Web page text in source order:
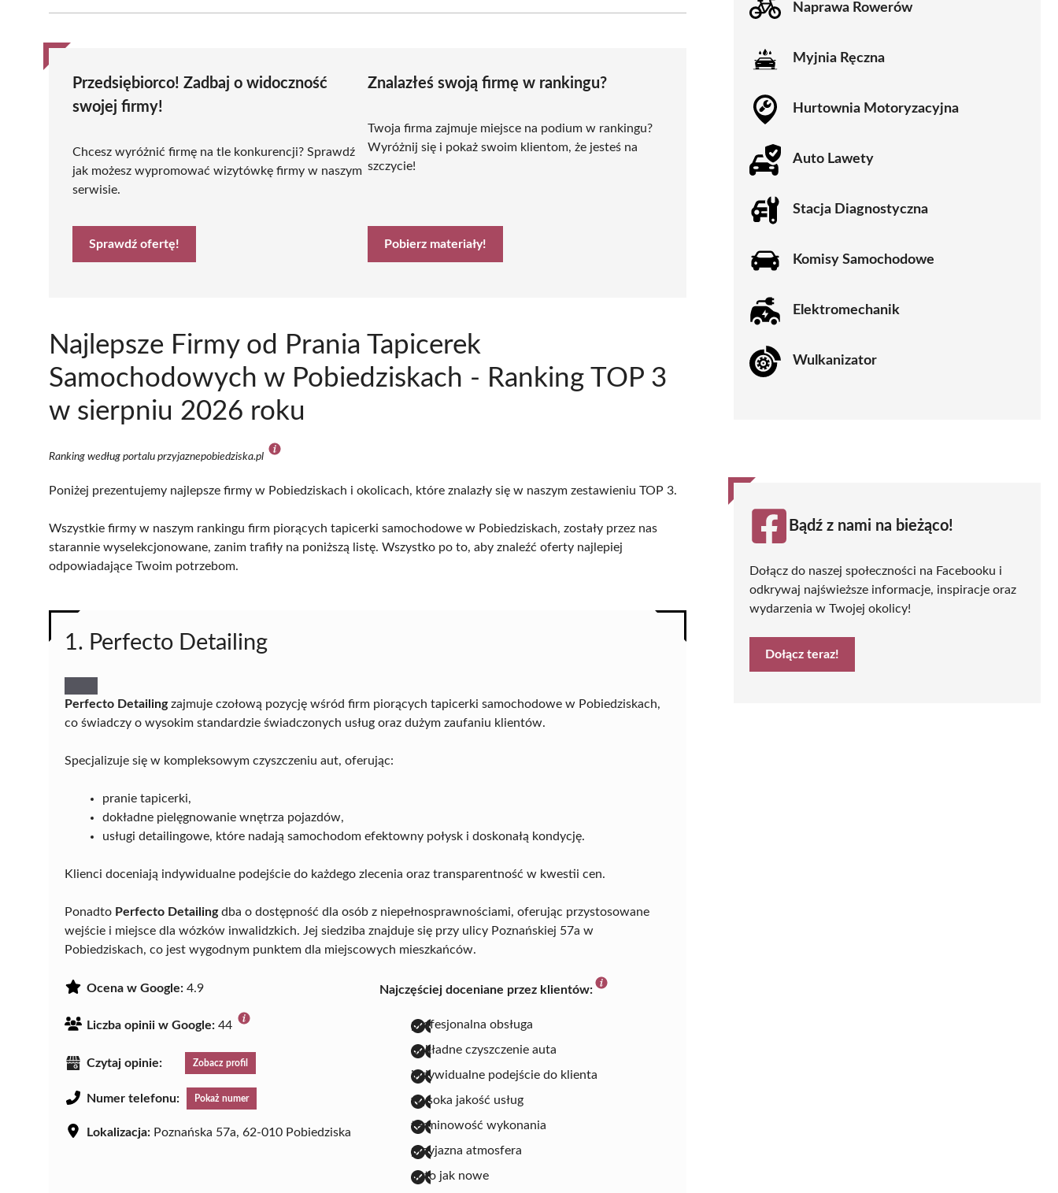
Przedsiębiorco! Zadbaj o widoczność
swojej firmy!
Chcesz wyróżnić firmę na tle konkurencji? Sprawdź
jak możesz wypromować wizytówkę firmy w naszym
serwisie.
Sprawdź ofertę!
Znalazłeś swoją firmę w rankingu?
Twoja firma zajmuje miejsce na podium w rankingu?
Wyróżnij się i pokaż swoim klientom, że jesteś na
szczycie!
Pobierz materiały!
Najlepsze Firmy od Prania Tapicerek
Samochodowych w Pobiedziskach - Ranking TOP 3
w sierpniu 2026 roku
Ranking według portalu przyjaznepobiedziska.pl
Poniżej prezentujemy najlepsze firmy w Pobiedziskach i okolicach, które znalazły się w naszym zestawieniu TOP 3.
Wszystkie firmy w naszym rankingu firm piorących tapicerki samochodowe w Pobiedziskach, zostały przez nas
starannie wyselekcjonowane, zanim trafiły na poniższą listę. Wszystko po to, aby znaleźć oferty najlepiej
odpowiadające Twoim potrzebom.
1. Perfecto Detailing
Perfecto Detailingzajmuje czołową pozycję wśród firm piorących tapicerki samochodowe w Pobiedziskach,
co świadczy o wysokim standardzie świadczonych usług oraz dużym zaufaniu klientów.
Specjalizuje się w kompleksowym czyszczeniu aut, oferując:
pranie tapicerki,
dokładne pielęgnowanie wnętrza pojazdów,
usługi detailingowe, które nadają samochodom efektowny połysk i doskonałą kondycję.
Klienci doceniają indywidualne podejście do każdego zlecenia oraz transparentność w kwestii cen.
Ponadto Perfecto Detailingdba o dostępność dla osób z niepełnosprawnościami, oferując przystosowane
wejście i miejsce dla wózków inwalidzkich. Jej siedziba znajduje się przy ulicy Poznańskiej 57a w
Pobiedziskach, co jest wygodnym punktem dla miejscowych mieszkańców.
Ocena w Google: 4.9
Liczba opinii w Google: 44
Czytaj opinie: Zobacz profil
Numer telefonu: Pokaż numer
Lokalizacja: Poznańska 57a, 62-010 Pobiedziska
Najczęściej doceniane przez klientów:
profesjonalna obsługa
dokładne czyszczenie auta
indywidualne podejście do klienta
wysoka jakość usług
terminowość wykonania
przyjazna atmosfera
auto jak nowe
Naprawa Rowerów
Myjnia Ręczna
Hurtownia Motoryzacyjna
Auto Lawety
Stacja Diagnostyczna
Komisy Samochodowe
Elektromechanik
Wulkanizator
Bądź z nami na bieżąco!
Dołącz do naszej społeczności na Facebooku i
odkrywaj najświeższe informacje, inspiracje oraz
wydarzenia w Twojej okolicy!
Dołącz teraz!